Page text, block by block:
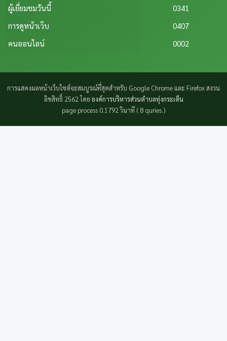
ผู้เยี่ยมชมวันนี้
0341
การดูหน้าเว็บ
0407
คนออนไลน์
0002
การแสดงผลหน้าเว็บไซต์จะสมบูรณ์ที่สุดสำหรับ Google Chrome และ Firefox สงวน
ลิขสิทธิ์ 2562 โดย องค์การบริหารส่วนตำบลทุ่งกระเต็น
page process 0.1792วินาที ( 8 quries.)